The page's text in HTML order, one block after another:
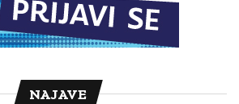
NAJAVE